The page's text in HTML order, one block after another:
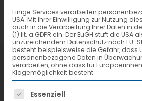
7. Juli 2026
VTL hat neuen
Einige Services verarbeiten
USA. Mit Ihrer Einwilligung zur Nutzung
auch in die Verarbeitung Ihrer Daten in
(1) lit. a GDPR ein. Der EuGH stuft die USA
unzureichendem Datenschutz nach EU-
besteht beispielsweise die Gefahr, dass
personenbezogene Daten in
verarbeiten, ohne dass für
Klagemöglichkeit besteht.
Es folgt eine Liste der
Essenziell